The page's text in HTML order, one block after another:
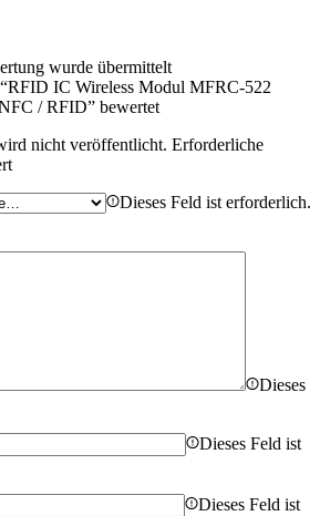
wurde übermittelt
“RFID IC Wireless Modul MFRC-522
/ RFID” bewertet
nicht veröffentlicht. Erforderliche
Dieses Feld ist erforderlich.
Dieses
Dieses Feld ist
Dieses Feld ist